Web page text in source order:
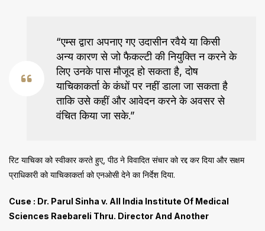
“एम्स द्वारा अपनाए गए उदासीन रवैये या किसी
अन्य कारण से जो फैकल्टी की नियुक्ति न करने के
लिए उनके पास मौजूद हो सकता है, दोष
याचिकाकर्ता के कंधों पर नहीं डाला जा सकता है
ताकि उसे कहीं और आवेदन करने के अवसर से
वंचित किया जा सके.”
रिट याचिका को स्वीकार करते हुए, पीठ ने विवादित संचार को रद्द कर दिया और सक्षम
प्राधिकारी को याचिकाकर्ता को एनओसी देने का निर्देश दिया.
Cuse : Dr. Parul Sinha v. All India Institute Of Medical
Sciences Raebareli Thru. Director And Another